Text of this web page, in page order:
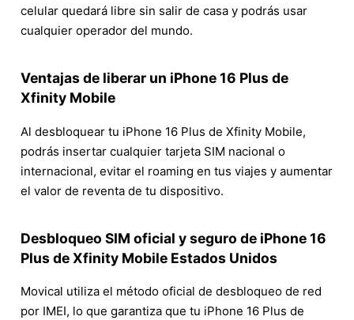
celular quedará libre sin salir de casa y podrás usar
cualquier operador del mundo.
Ventajas de liberar un iPhone 16 Plus de
Xfinity Mobile
Al desbloquear tu iPhone 16 Plus de Xfinity Mobile,
podrás insertar cualquier tarjeta SIM nacional o
internacional, evitar el roaming en tus viajes y aumentar
el valor de reventa de tu dispositivo.
Desbloqueo SIM oficial y seguro de iPhone 16
Plus de Xfinity Mobile Estados Unidos
Movical utiliza el método oficial de desbloqueo de red
por IMEI, lo que garantiza que tu iPhone 16 Plus de